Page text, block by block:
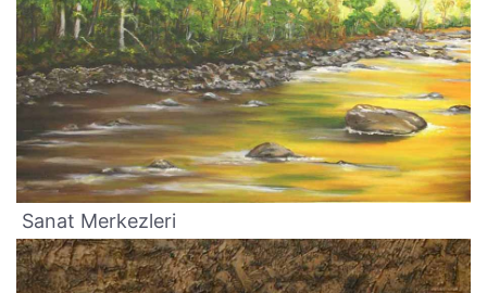
Sanat Merkezleri